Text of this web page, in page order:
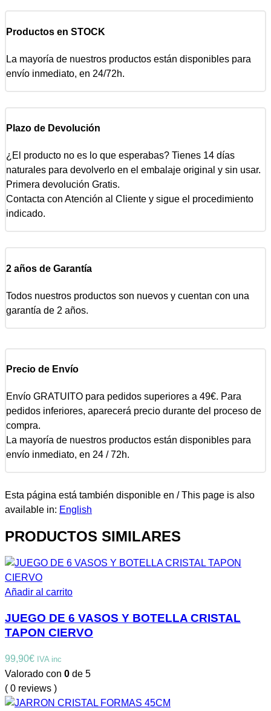
Productos en STOCK
La mayoría de nuestros productos están disponibles para
envío inmediato, en 24/72h.
Plazo de Devolución
¿El producto no es lo que esperabas? Tienes 14 días
naturales para devolverlo en el embalaje original y sin usar.
Primera devolución Gratis.
Contacta con Atención al Cliente y sigue el procedimiento
indicado.
2 años de Garantía
Todos nuestros productos son nuevos y cuentan con una
garantía de 2 años.
Precio de Envío
Envío GRATUITO para pedidos superiores a 49€. Para
pedidos inferiores, aparecerá precio durante del proceso de
compra.
La mayoría de nuestros productos están disponibles para
envío inmediato, en 24 / 72h.
Esta página está también disponible en / This page is also
available in: English
PRODUCTOS SIMILARES
Añadir al carrito
JUEGO DE 6 VASOS Y BOTELLA CRISTAL
TAPON CIERVO
99,90€ IVA inc
Valorado con 0 de 5
( 0 reviews )